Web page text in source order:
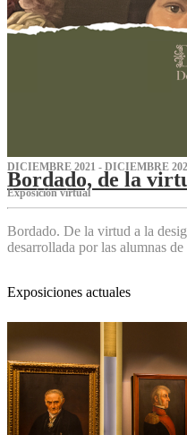
DICIEMBRE 2021 - DICIEMBRE
Bordado, de la
Exposición virtual‌
Bordado. De la virtud a la
desarrollada por las alumnas
Exposiciones actuales